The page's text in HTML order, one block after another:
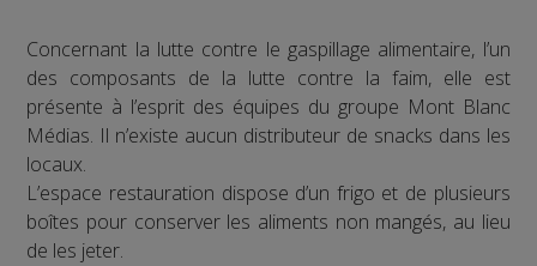
Concernant la lutte contre le gaspillage alimentaire, l’un
des composants de la lutte contre la faim, elle est
présente à l’esprit des équipes du groupe Mont Blanc
Médias. Il n’existe aucun distributeur de snacks dans les
locaux.
L’espace restauration dispose d’un frigo et de plusieurs
boîtes pour conserver les aliments non mangés, au lieu
de les jeter.